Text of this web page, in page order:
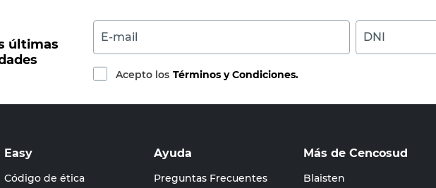
últimas
E-mail DNI
Acepto los Términos y Condiciones.
Easy
Código de ética
Ayuda
Preguntas Frecuentes
Más de Cencosud
Blaisten